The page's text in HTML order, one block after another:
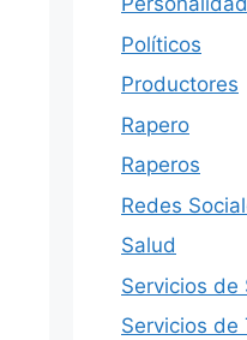
Políticos
Productores
Rapero
Raperos
Redes
Salud
Servicios de
Servicios de